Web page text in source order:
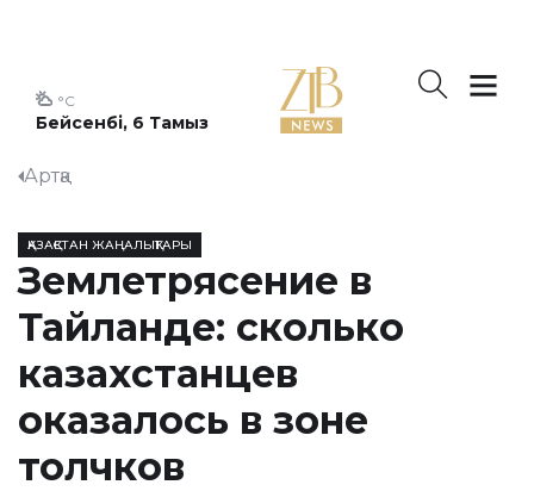
Бейсенбі, 6 Тамыз
°C
Артқа
ҚАЗАҚСТАН ЖАҢАЛЫҚТАРЫ
Землетрясение в
Тайланде: сколько
казахстанцев
оказалось в зоне
толчков